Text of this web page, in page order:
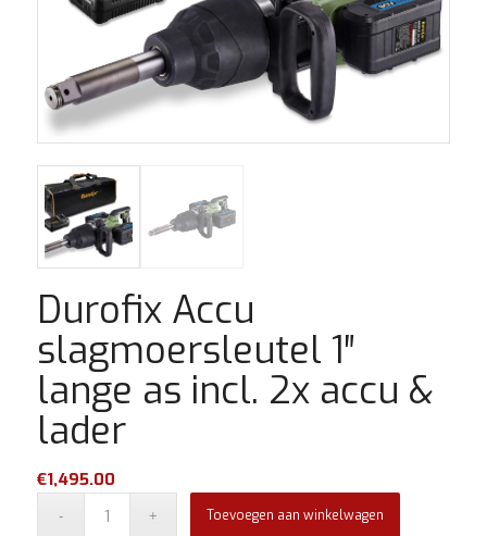
Durofix Accu
slagmoersleutel 1″
lange as incl. 2x accu &
lader
€1,495.00
Toevoegen aan winkelwagen